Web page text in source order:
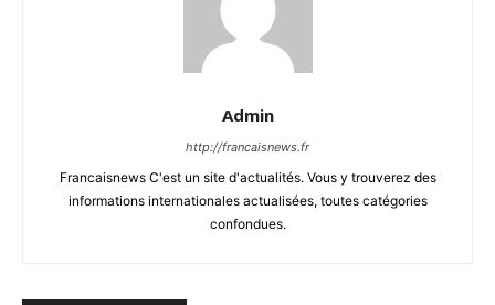
Admin
http://francaisnews.fr
Francaisnews C'est un site d'actualités. Vous y trouverez des
informations internationales actualisées, toutes catégories
confondues.